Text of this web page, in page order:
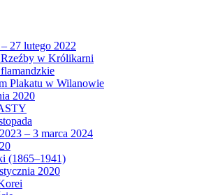
27 lutego 2022
w Królikarni
Plakatu w Wilanowie
2020
– 3 marca 2024
(1865–1941)
2020